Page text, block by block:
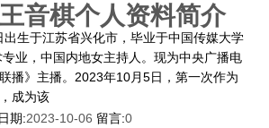
音棋个人资料简介
生于江苏省兴化市，毕业于中国传媒大学
业，中国内地女主持人。现为中央广播电
播》主播。2023年10月5日，第一次作为
成为该
日期:2023-10-06 留言:0